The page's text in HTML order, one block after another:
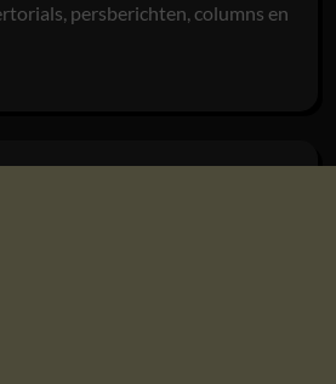
persberichten, columns en